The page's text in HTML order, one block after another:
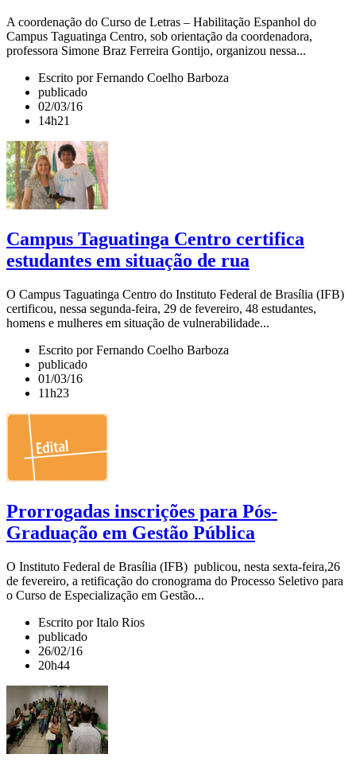
A coordenação do Curso de Letras – Habilitação Espanhol do
Campus Taguatinga Centro, sob orientação da coordenadora,
professora Simone Braz Ferreira Gontijo, organizou nessa...
Escrito por Fernando Coelho Barboza
publicado
02/03/16
14h21
Campus Taguatinga Centro certifica
estudantes em situação de rua
O Campus Taguatinga Centro do Instituto Federal de Brasília (IFB)
certificou, nessa segunda-feira, 29 de fevereiro, 48 estudantes,
homens e mulheres em situação de vulnerabilidade...
Escrito por Fernando Coelho Barboza
publicado
01/03/16
11h23
Prorrogadas inscrições para Pós-
Graduação em Gestão Pública
O Instituto Federal de Brasília (IFB) publicou, nesta sexta-feira,26
de fevereiro, a retificação do cronograma do Processo Seletivo para
o Curso de Especialização em Gestão...
Escrito por Italo Rios
publicado
26/02/16
20h44